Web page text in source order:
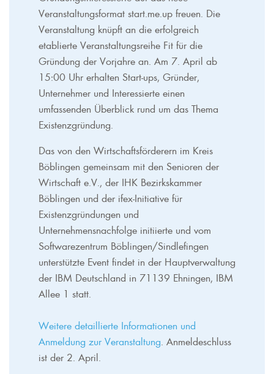
Veranstaltungsformat start.me.up freuen. Die
Veranstaltung knüpft an die erfolgreich
etablierte Veranstaltungsreihe Fit für die
Gründung der Vorjahre an. Am 7. April ab
15:00 Uhr erhalten Start-ups, Gründer,
Unternehmer und Interessierte einen
umfassenden Überblick rund um das Thema
Existenzgründung.
Das von den Wirtschaftsförderern im Kreis
Böblingen gemeinsam mit den Senioren der
Wirtschaft e.V., der IHK Bezirkskammer
Böblingen und der ifex-Initiative für
Existenzgründungen und
Unternehmensnachfolge initiierte und vom
Softwarezentrum Böblingen/Sindlefingen
unterstützte Event findet in der Hauptverwaltung
der IBM Deutschland in 71139 Ehningen, IBM
Allee 1 statt.
Weitere detaillierte Informationen und
Anmeldung zur Veranstaltung . Anmeldeschluss
ist der 2. April.